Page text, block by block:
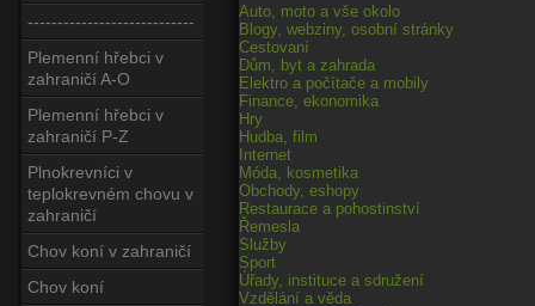
----------------------------
Plemenní hřebci v
zahraničí A-O
Plemenní hřebci v
zahraničí P-Z
Plnokrevníci v
teplokrevném chovu v
zahraničí
Chov koní v zahraničí
Chov koní
Auto, moto a vše okolo
Blogy, webziny, osobní stránky
Cestovaní
Dům, byt a zahrada
Elektro a počítače a mobily
Finance, ekonomika
Hry
Hudba, film
Internet
Móda, kosmetika
Obchody, eshopy
Restaurace a pohostinství
Řemesla
Služby
Sport
Úřady, instituce a sdružení
Vzdělání a věda